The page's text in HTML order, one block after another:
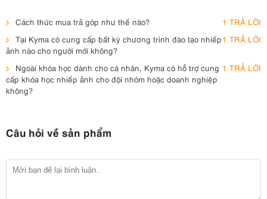
Cách thức mua trả góp như thế nào?
1 TRẢ LỜI
Tại Kyma có cung cấp bất kỳ chương trình đào tạo nhiếp
ảnh nào cho người mới không?
1 TRẢ LỜI
Ngoài khóa học dành cho cá nhân, Kyma có hỗ trợ cung
cấp khóa học nhiếp ảnh cho đội nhóm hoặc doanh nghiệp
không?
1 TRẢ LỜI
Câu hỏi về sản phẩm